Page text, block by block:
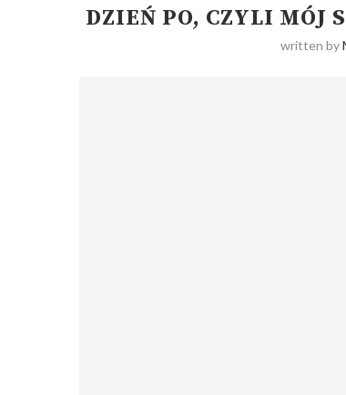
DZIEŃ PO, CZYLI MÓJ
written by